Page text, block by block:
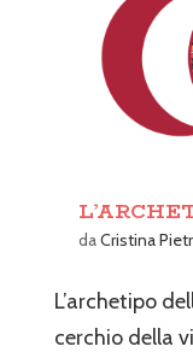
daCristina
L’archetipo
cerchio della